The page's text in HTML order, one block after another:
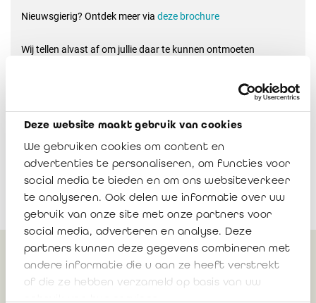
Deze website maakt gebruik van cookies
We gebruiken cookies om content en
advertenties te personaliseren, om functies voor
social media te bieden en om ons websiteverkeer
te analyseren. Ook delen we informatie over uw
gebruik van onze site met onze partners voor
social media, adverteren en analyse. Deze
partners kunnen deze gegevens combineren met
andere informatie die u aan ze heeft verstrekt
of die ze hebben verzameld op basis van uw
Nieuwsgierig? Ontdek meer via deze brochure
Wij tellen alvast af om jullie daar te kunnen ontmoeten
Gerelateerd